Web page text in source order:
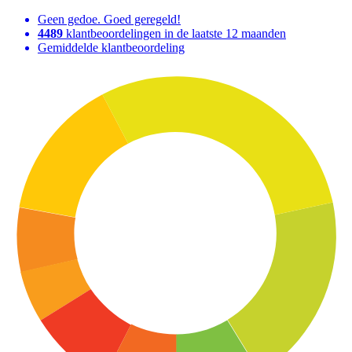
Geen gedoe. Goed geregeld!
4489 klantbeoordelingen in de laatste 12 maanden
Gemiddelde klantbeoordeling